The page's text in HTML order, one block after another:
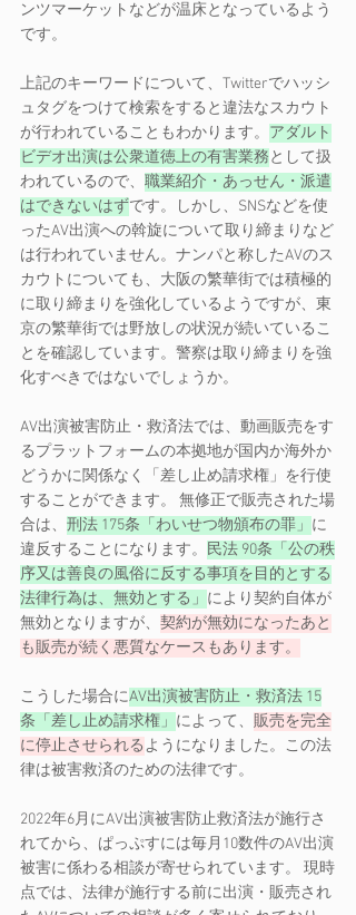
ンツマーケットなどが温床となっているよう
です。
上記のキーワードについて、Twitterでハッシ
ュタグをつけて検索をすると違法なスカウト
が行われていることもわかります。 アダルト
ビデオ出演は公衆道徳上の有害業務として扱
われているので、 職業紹介・あっせん・派遣
はできないはずです。しかし、SNSなどを使
ったAV出演への斡旋について取り締まりなど
は行われていません。ナンパと称したAVのス
カウトについても、大阪の繁華街では積極的
に取り締まりを強化しているようですが、東
京の繁華街では野放しの状況が続いているこ
とを確認しています。警察は取り締まりを強
化すべきではないでしょうか。
AV出演被害防止・救済法では、動画販売をす
るプラットフォームの本拠地が国内か海外か
どうかに関係なく「差し止め請求権」を行使
することができます。 無修正で販売された場
合は、 刑法 175条「わいせつ物頒布の罪」 に
違反することになります。 民法 90条「公の秩
序又は善良の風俗に反する事項を目的とする
法律行為は、無効とする」 により契約自体が
無効となりますが、 契約が無効になったあと
も販売が続く悪質なケースもあります。
こうした場合にAV出演被害防止・救済法 15
条「差し止め請求権」 によって、 販売を完全
に停止させられるようになりました。この法
律は被害救済のための法律です。
2022年6月にAV出演被害防止救済法が施行さ
れてから、ぱっぷすには毎月10数件のAV出演
被害に係わる相談が寄せられています。 現時
点では、法律が施行する前に出演・販売され